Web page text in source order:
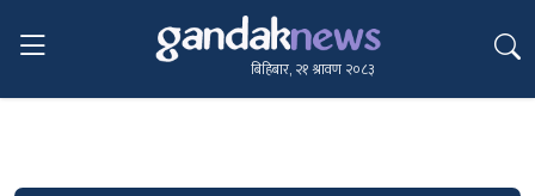
बिहिबार, २१ श्रावण २०८३